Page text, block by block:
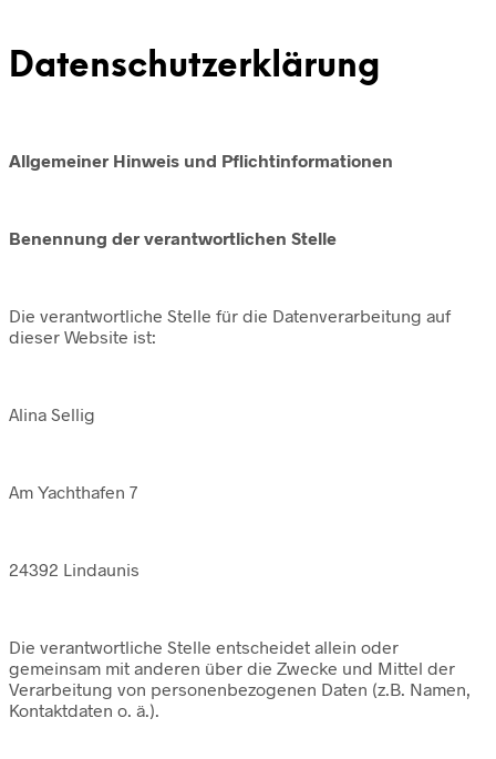
Datenschutzerklärung
Allgemeiner Hinweis und Pflichtinformationen
Benennung der verantwortlichen Stelle
Die verantwortliche Stelle für die Datenverarbeitung auf
dieser Website ist:
Alina Sellig
Am Yachthafen 7
24392 Lindaunis
Die verantwortliche Stelle entscheidet allein oder
gemeinsam mit anderen über die Zwecke und Mittel der
Verarbeitung von personenbezogenen Daten (z.B. Namen,
Kontaktdaten o. ä.).